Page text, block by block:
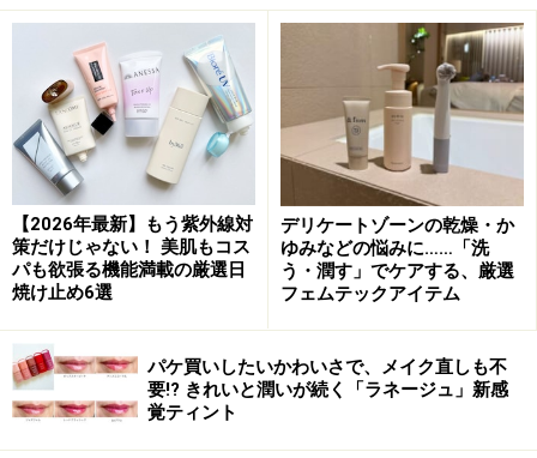
ルと内側にねじりながら乾かすと、ふんわり内巻きにな
り、次の日の寝癖が軽減！
冷たい風を当てることでツヤツヤに
3 ８割ほど乾いたら、最後に冷風を髪全体に当てなが
らしっかりと乾かしきりましょう。冷風を当てることで
しっとり感がアップします。最後にブラッシングも忘れ
ずに。キューティクルが整い、美しいツヤが出ます。
【2026年最新】もう紫外線対
策だけじゃない！ 美肌もコス
パも欲張る機能満載の厳選日
焼け止め6選
デリケートゾーンの乾燥・か
ゆみなどの悩みに……「洗
う・潤す」でケアする、厳選
フェムテックアイテム
パケ買いしたいかわいさで、メイク直しも不
要!? きれいと潤いが続く「ラネージュ」新感
覚ティント